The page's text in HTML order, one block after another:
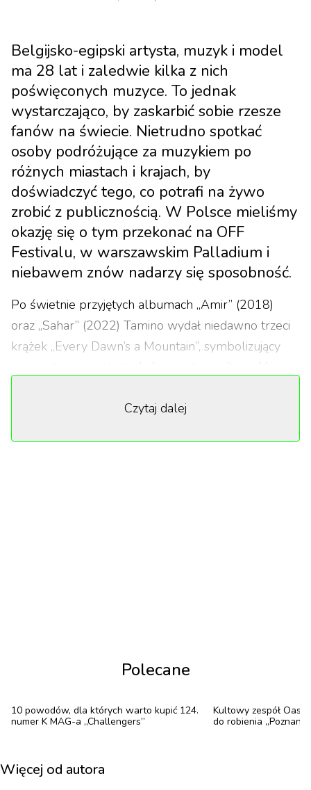
Belgijsko-egipski artysta, muzyk i model
ma 28 lat i zaledwie kilka z nich
poświęconych muzyce. To jednak
wystarczająco, by zaskarbić sobie rzesze
fanów na świecie. Nietrudno spotkać
osoby podróżujące za muzykiem po
różnych miastach i krajach, by
doświadczyć tego, co potrafi na żywo
zrobić z publicznością. W Polsce mieliśmy
okazję się o tym przekonać na OFF
Festivalu, w warszawskim Palladium i
niebawem znów nadarzy się sposobność.
Po świetnie przyjętych albumach „Amir” (2018)
oraz „Sahar” (2022) Tamino wydał niedawno trzeci
krążek „Every Dawn’s a Mountain”, symbolizujący
nowe otwarcie artysty, który postanowił osiąść w
sprawdzić samemu. Na zachętę warto jednak dodać,
uważanego za przodku lutni. Głos Tamino jest
rozedrganego falsetu w głęboką zmysłowość.
„Muzyka jako nośnik głębszych treści jest
Czytaj dalej
Polecane
10 powodów, dla których warto kupić 124.
numer K MAG-a „Challengers”
Kultowy zespół
do robienia
Więcej od autora